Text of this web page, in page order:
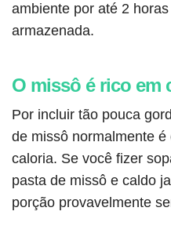
ambiente por até 2
armazenada.
O missô é rico em
Por incluir tão pouca
de missô normalmente
caloria. Se você fizer
pasta de missô e caldo
porção provavelmente